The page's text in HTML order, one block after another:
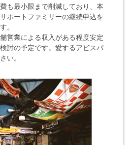
も最小限まで削減しており、本
ポートファミリーの継続申込を
。
営業による収入がある程度安定
討の予定です。愛するアビスパ
い。